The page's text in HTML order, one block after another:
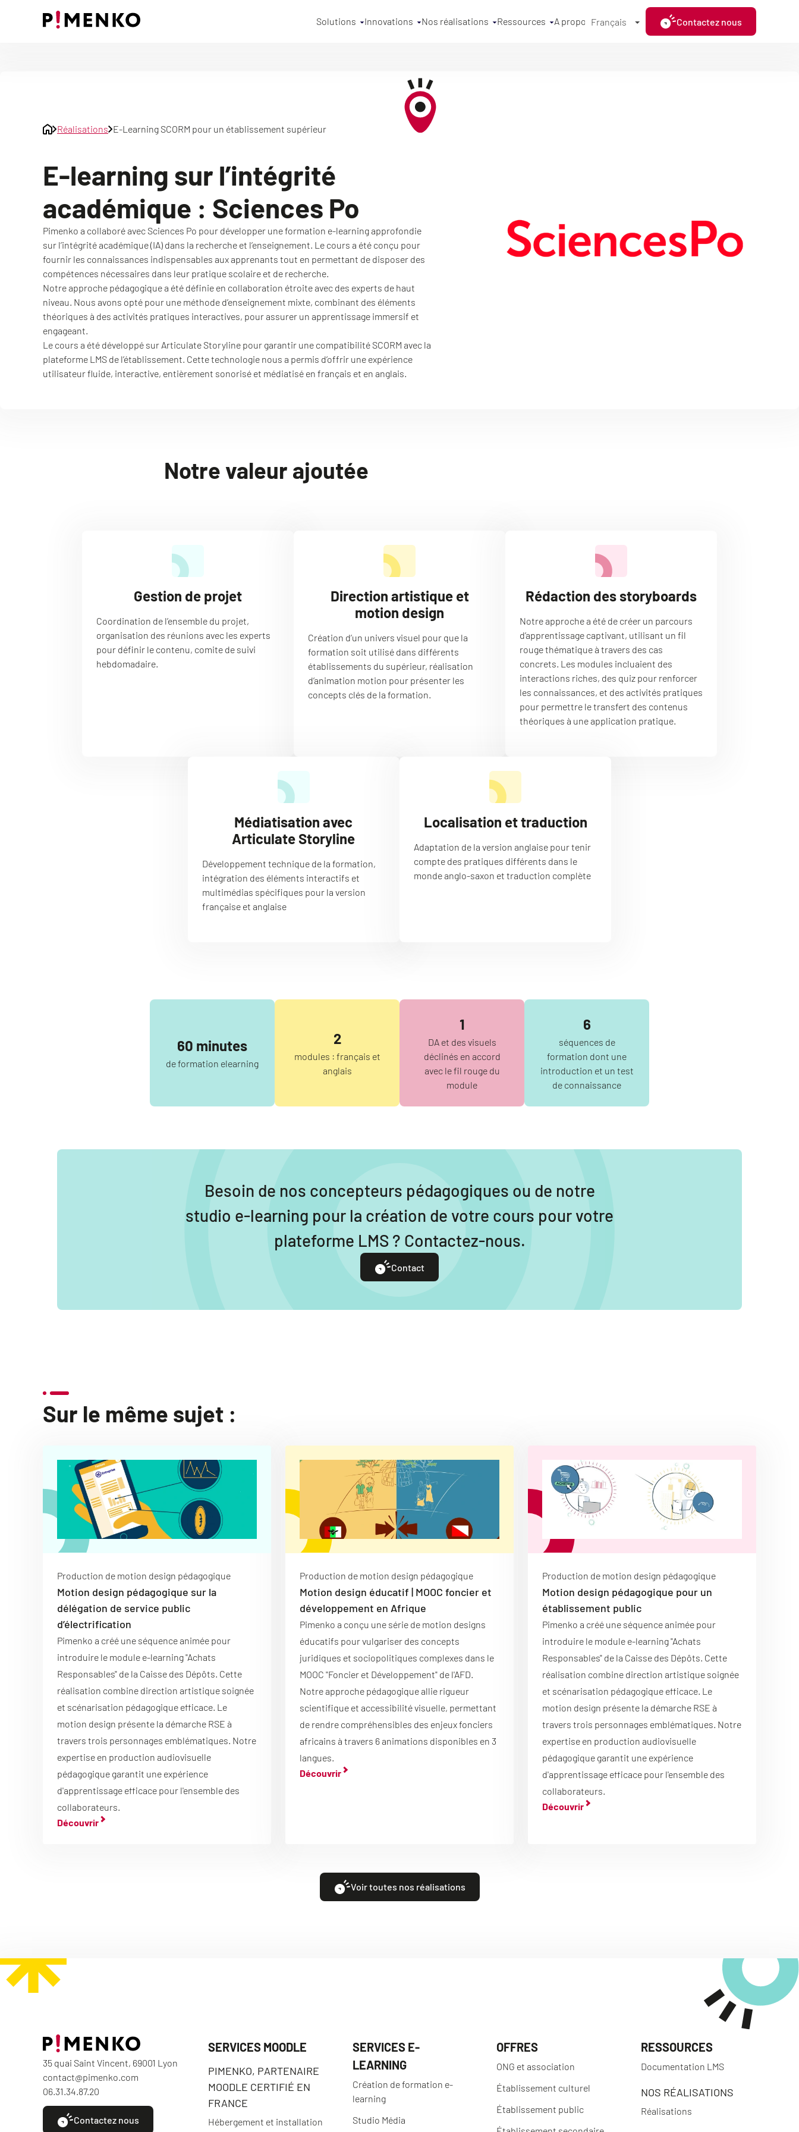
Solutions Innovations Nos réalisations Ressources A propos Français Contactez nous
Réalisations E-Learning SCORM pour un établissement supérieur
E-learning sur l’intégrité
académique : Sciences Po
Pimenko a collaboré avec Sciences Po pour développer une formation e-learning approfondie
sur l’intégrité académique (IA) dans la recherche et l’enseignement. Le cours a été conçu pour
fournir les connaissances indispensables aux apprenants tout en permettant de disposer des
compétences nécessaires dans leur pratique scolaire et de recherche.
Notre approche pédagogique a été définie en collaboration étroite avec des experts de haut
niveau. Nous avons opté pour une méthode d’enseignement mixte, combinant des éléments
théoriques à des activités pratiques interactives, pour assurer un apprentissage immersif et
engageant.
Le cours a été développé sur Articulate Storyline pour garantir une compatibilité SCORM avec la
plateforme LMS de l’établissement. Cette technologie nous a permis d’offrir une expérience
utilisateur fluide, interactive, entièrement sonorisé et médiatisé en français et en anglais.
Notre valeur ajoutée
Gestion de projet
Coordination de l’ensemble du projet,
organisation des réunions avec les experts
pour définir le contenu, comite de suivi
hebdomadaire.
Direction artistique et
motion design
Création d’un univers visuel pour que la
formation soit utilisé dans différents
établissements du supérieur, réalisation
d’animation motion pour présenter les
concepts clés de la formation.
Rédaction des storyboards
Notre approche a été de créer un parcours
d’apprentissage captivant, utilisant un fil
rouge thématique à travers des cas
concrets. Les modules incluaient des
interactions riches, des quiz pour renforcer
les connaissances, et des activités pratiques
pour permettre le transfert des contenus
théoriques à une application pratique.
Médiatisation avec
Articulate Storyline
Développement technique de la formation,
intégration des éléments interactifs et
multimédias spécifiques pour la version
française et anglaise
Localisation et traduction
Adaptation de la version anglaise pour tenir
compte des pratiques différents dans le
monde anglo-saxon et traduction complète
60 minutes
de formation elearning
2
modules : français et
anglais
1
DA et des visuels
déclinés en accord
avec le fil rouge du
module
6
séquences de
formation dont une
introduction et un test
de connaissance
Besoin de nos concepteurs pédagogiques ou de notre
studio e-learning pour la création de votre cours pour votre
plateforme LMS ? Contactez-nous.
Contact
Sur le même sujet :
Production de motion design pédagogique
Motion design pédagogique sur la
délégation de service public
d’électrification
Pimenko a créé une séquence animée pour
introduire le module e-learning "Achats
Responsables" de la Caisse des Dépôts. Cette
réalisation combine direction artistique soignée
et scénarisation pédagogique efficace. Le
motion design présente la démarche RSE à
travers trois personnages emblématiques. Notre
expertise en production audiovisuelle
pédagogique garantit une expérience
d'apprentissage efficace pour l'ensemble des
collaborateurs.
Découvrir
Production de motion design pédagogique
Motion design éducatif | MOOC foncier et
développement en Afrique
Pimenko a conçu une série de motion designs
éducatifs pour vulgariser des concepts
juridiques et sociopolitiques complexes dans le
MOOC "Foncier et Développement" de l'AFD.
Notre approche pédagogique allie rigueur
scientifique et accessibilité visuelle, permettant
de rendre compréhensibles des enjeux fonciers
africains à travers 6 animations disponibles en 3
langues.
Découvrir
Production de motion design pédagogique
Motion design pédagogique pour un
établissement public
Pimenko a créé une séquence animée pour
introduire le module e-learning "Achats
Responsables" de la Caisse des Dépôts. Cette
réalisation combine direction artistique soignée
et scénarisation pédagogique efficace. Le
motion design présente la démarche RSE à
travers trois personnages emblématiques. Notre
expertise en production audiovisuelle
pédagogique garantit une expérience
d'apprentissage efficace pour l'ensemble des
collaborateurs.
Découvrir
Voir toutes nos réalisations
35 quai Saint Vincent, 69001 Lyon
contact@pimenko.com
06.31.34.87.20
Contactez nous
SERVICES MOODLE
PIMENKO, PARTENAIRE
MOODLE CERTIFIÉ EN
FRANCE
Hébergement et installation
SERVICES E-
LEARNING
Création de formation e-
learning
Studio Média
OFFRES
ONG et association
Établissement culturel
Établissement public
RESSOURCES
Documentation LMS
NOS RÉALISATIONS
Réalisations